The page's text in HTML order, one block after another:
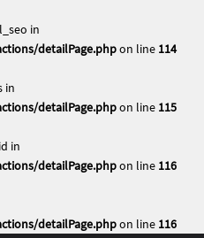
in
detailPage.phpon line 114
in
detailPage.phpon line 115
in
detailPage.phpon line 116
detailPage.phpon line 116